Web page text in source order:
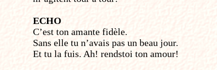
ECHO
C’est ton amante fidèle.
Sans elle tu n’avais pas un beau jour.
Et tu la fuis. Ah! rends­toi ton amour!